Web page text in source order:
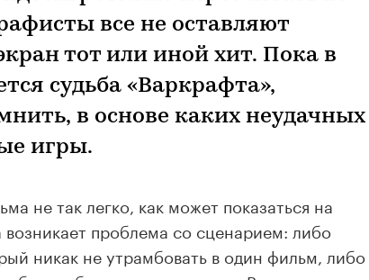
все не оставляют
тот или иной хит. Пока в
судьба «Варкрафта»,
в основе каких неудачных
игры.
не так легко, как может показаться на
возникает проблема со сценарием: либо
никак не утрамбовать в один фильм, либо